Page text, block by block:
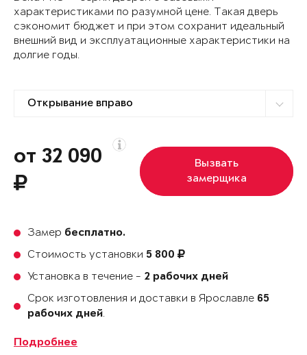
характеристиками по разумной цене. Такая дверь
сэкономит бюджет и при этом сохранит идеальный
внешний вид и эксплуатационные характеристики на
долгие годы.
от 32 090
Вызвать
замерщика
Замер бесплатно.
Стоимость установки 5 800
Установка в течение - 2 рабочих дней
Срок изготовления и доставки в Ярославле 65
рабочих дней.
Подробнее